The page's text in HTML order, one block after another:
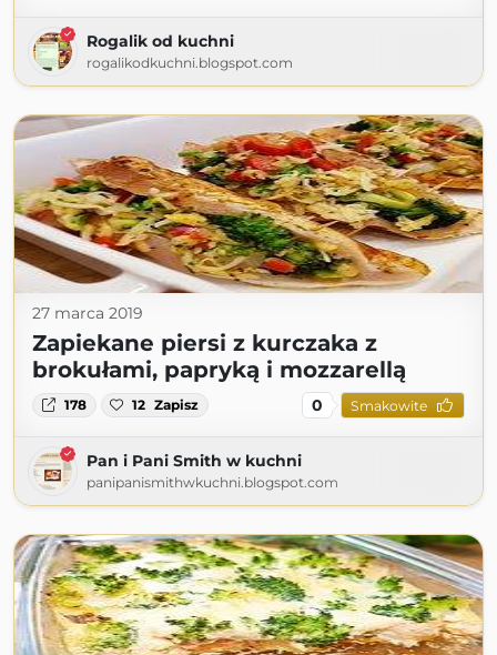
Rogalik od kuchni
rogalikodkuchni.blogspot.com
27 marca 2019
Zapiekane piersi z kurczaka z
brokułami, papryką i mozzarellą
178 12 Zapisz 0 Smakowite
Pan i Pani Smith w kuchni
panipanismithwkuchni.blogspot.com